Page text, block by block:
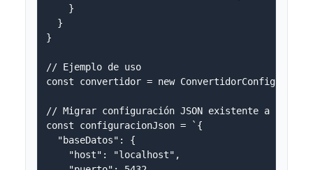
    }
  }
}
// Ejemplo de uso
const convertidor = new
// Migrar configuración JSON existente a YAML
const configuracionJson = `{
  "baseDatos": {
    "host": "localhost",